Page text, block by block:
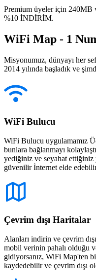
Premium üyeler için 240MB
%10 İNDİRİM.
WiFi Map - 1
Misyonumuz, dünyayı her
2014 yılında başladık ve
WiFi Bulucu
WiFi Bulucu uygulamamız
bunlara bağlanmayı
yediğiniz ve seyahat ettiğiniz
güvenilir İnternet elde
Çevrim dışı Haritalar
Alanları indirin ve çevrim
mobil verinin pahalı olduğu
gidiyorsanız, WiFi Map'ten
kaydedebilir ve çevrim dışı